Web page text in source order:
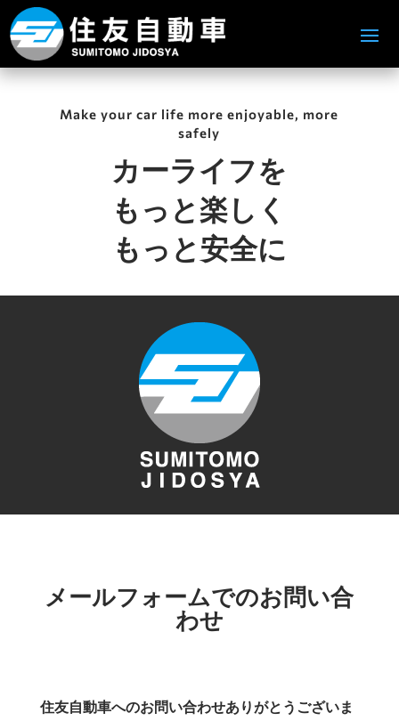
Make your car life more enjoyable, more
safely
カーライフを
もっと楽しく
もっと安全に
メールフォームでのお問い合
わせ
住友自動車へのお問い合わせありがとうございま